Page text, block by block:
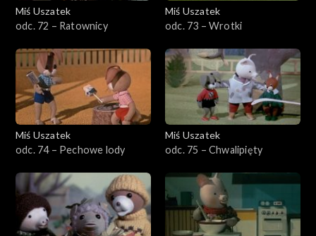
Miś Uszatek
odc. 72 – Ratownicy
Miś Uszatek
odc. 73 – Wrotki
Miś Uszatek
odc. 74 – Pechowe lody
Miś Uszatek
odc. 75 – Chwalipięty